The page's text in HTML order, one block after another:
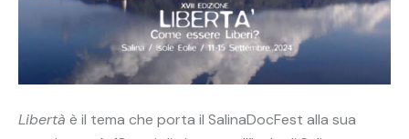
Libertà è il tema che porta il SalinaDocFest alla sua